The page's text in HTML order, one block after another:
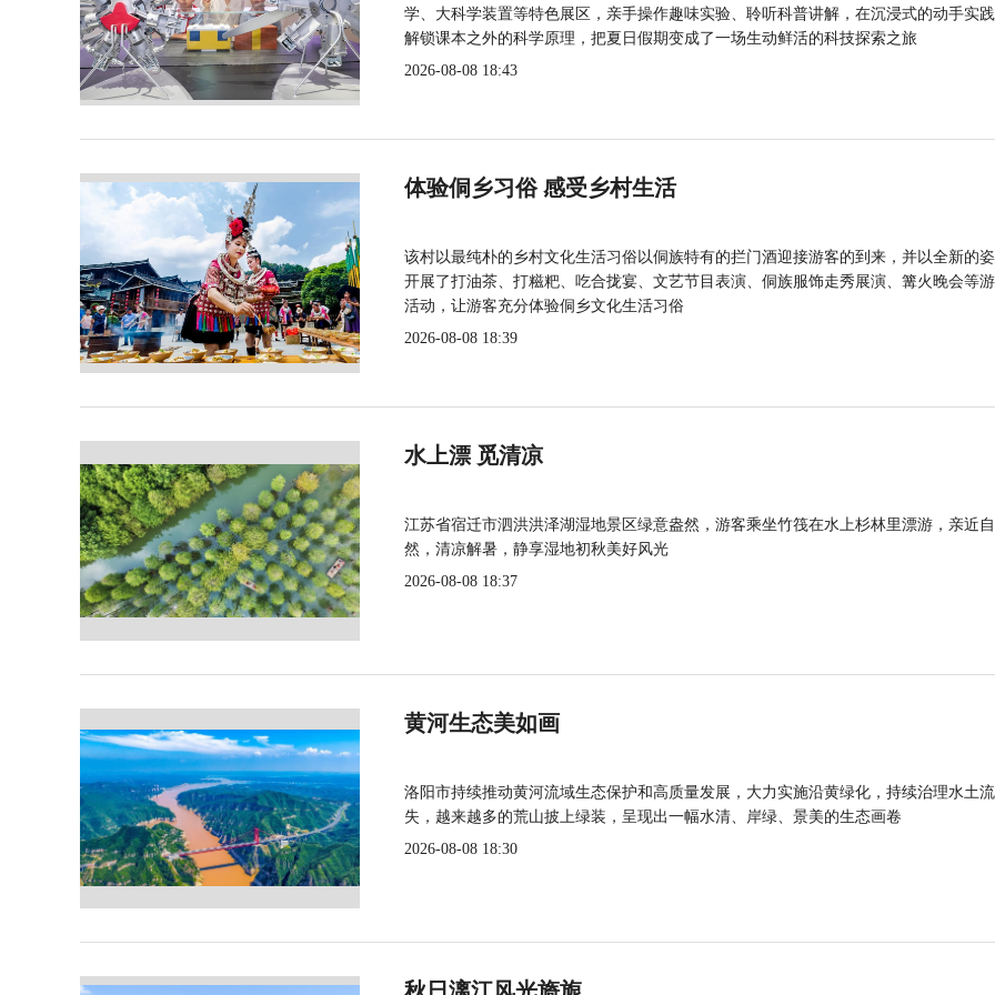
学、大科学装置等特色展区，亲手操作趣味实验、聆听科普讲解，在沉浸式的动手实
解锁课本之外的科学原理，把夏日假期变成了一场生动鲜活的科技探索之旅
2026-08-08 18:43
体验侗乡习俗 感受乡村生活
该村以最纯朴的乡村文化生活习俗以侗族特有的拦门酒迎接游客的到来，并以全新的
开展了打油茶、打糍粑、吃合拢宴、文艺节目表演、侗族服饰走秀展演、篝火晚会等
活动，让游客充分体验侗乡文化生活习俗
2026-08-08 18:39
水上漂 觅清凉
江苏省宿迁市泗洪洪泽湖湿地景区绿意盎然，游客乘坐竹筏在水上杉林里漂游，亲近自
然，清凉解暑，静享湿地初秋美好风光
2026-08-08 18:37
黄河生态美如画
洛阳市持续推动黄河流域生态保护和高质量发展，大力实施沿黄绿化，持续治理水土流
失，越来越多的荒山披上绿装，呈现出一幅水清、岸绿、景美的生态画卷
2026-08-08 18:30